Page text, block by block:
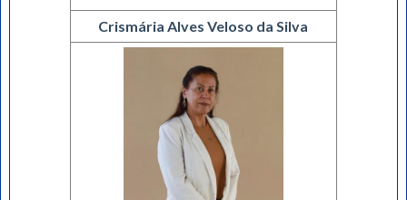
Crismária Alves Veloso da Silva